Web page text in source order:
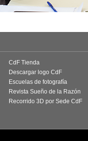
CdF Tienda
Descargar logo CdF
Escuelas de fotografía
Revista Sueño de la Razón
Recorrido 3D por Sede CdF